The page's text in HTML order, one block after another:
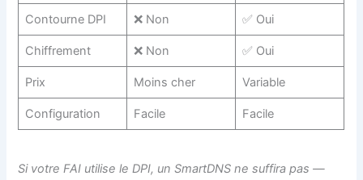
Contourne DPI ❌ Non ✅ Oui
Chiffrement ❌ Non ✅ Oui
Prix Moins cher Variable
Configuration Facile Facile
Si votre FAI utilise le DPI, un SmartDNS ne suffira pas —